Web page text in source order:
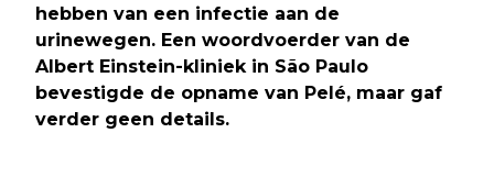
hebben van een infectie aan de
urinewegen. Een woordvoerder van de
Albert Einstein-kliniek in São Paulo
bevestigde de opname van Pelé, maar gaf
verder geen details.